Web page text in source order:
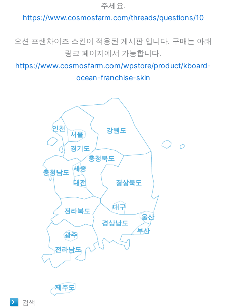
주세요.
https://www.cosmosfarm.com/threads/questions/10
오션 프랜차이즈 스킨이 적용된 게시판 입니다. 구매는 아래
링크 페이지에서 가능합니다.
https://www.cosmosfarm.com/wpstore/product/kboard-
ocean-franchise-skin
인천
서울
경기도
강원도
충청북도
충청남도 세종
대전
경상북도
전라북도
대구
울산
경상남도
전라남도
광주 부산
제주도
검색